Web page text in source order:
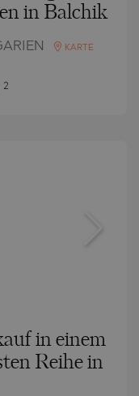
in Balchik
KARTE
2
in einem
Reihe in